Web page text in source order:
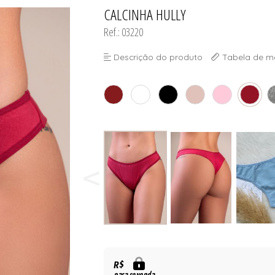
CALCINHA HULLY
Ref.: 03220
Descrição do produto Tabela de
R$